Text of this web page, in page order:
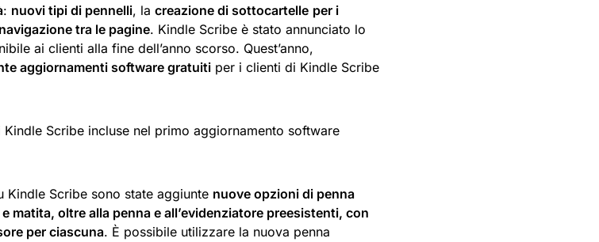
: nuovi tipi di pennelli, la creazione di sottocartelle per i
tra le pagine. Kindle Scribe è stato annunciato lo
ai clienti alla fine dell’anno scorso. Quest’anno,
aggiornamenti software gratuiti per i clienti di Kindle Scribe
Scribe incluse nel primo aggiornamento software
Kindle Scribe sono state aggiunte nuove opzioni di penna
matita, oltre alla penna e all’evidenziatore preesistenti, con
per ciascuna. È possibile utilizzare la nuova penna